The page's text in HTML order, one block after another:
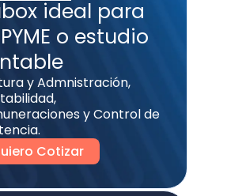
ideal para
o estudio
y Admnistración,
y Control de
Cotizar